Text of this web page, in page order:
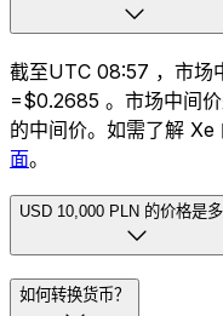
截至UTC 08:57 ，市场
=$0.2685 。市场中间
的中间价。如需了解
面。
USD 10,000 PLN 的价格是多
如何转换货币？